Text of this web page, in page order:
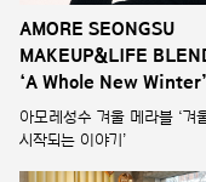
AMORE SEONGSU
MAKEUP&LIFE
‘A Whole New Winter’
아모레성수 겨울 메라블 ‘겨
시작되는 이야기’